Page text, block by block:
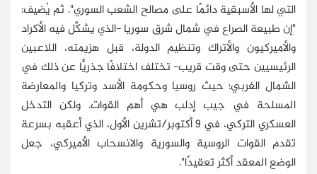
التي لها الأسبقية دائمًا على مصالح الشعب السوري". ثم يُضيف:
"إن طبيعة الصراع في شمال شرق سوريا -الذي يشكِّل فيه الأكراد
والأميركيون والأتراك وتنظيم الدولة، قبل هزيمته، اللاعبين
الرئيسيين حتى وقت قريب- تختلف اختلافًا جذريًّا عن ذلك في
الشمال الغربي؛ حيث روسيا وحكومة الأسد وتركيا والمعارضة
المسلحة في جيب إدلب هي أهم القوات. ولكن التدخل
العسكري التركي، في 9 أكتوبر/تشرين الأول، الذي أعقبه بسرعة
تقدم القوات الروسية والسورية والانسحاب الأميركي، جعل
الوضع المعقد أكثر تعقيدًا".